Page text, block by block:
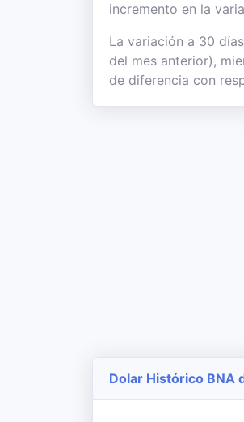
incremento en la
La variación a 30
del mes anterior),
de diferencia con
Dolar Histórico BNA